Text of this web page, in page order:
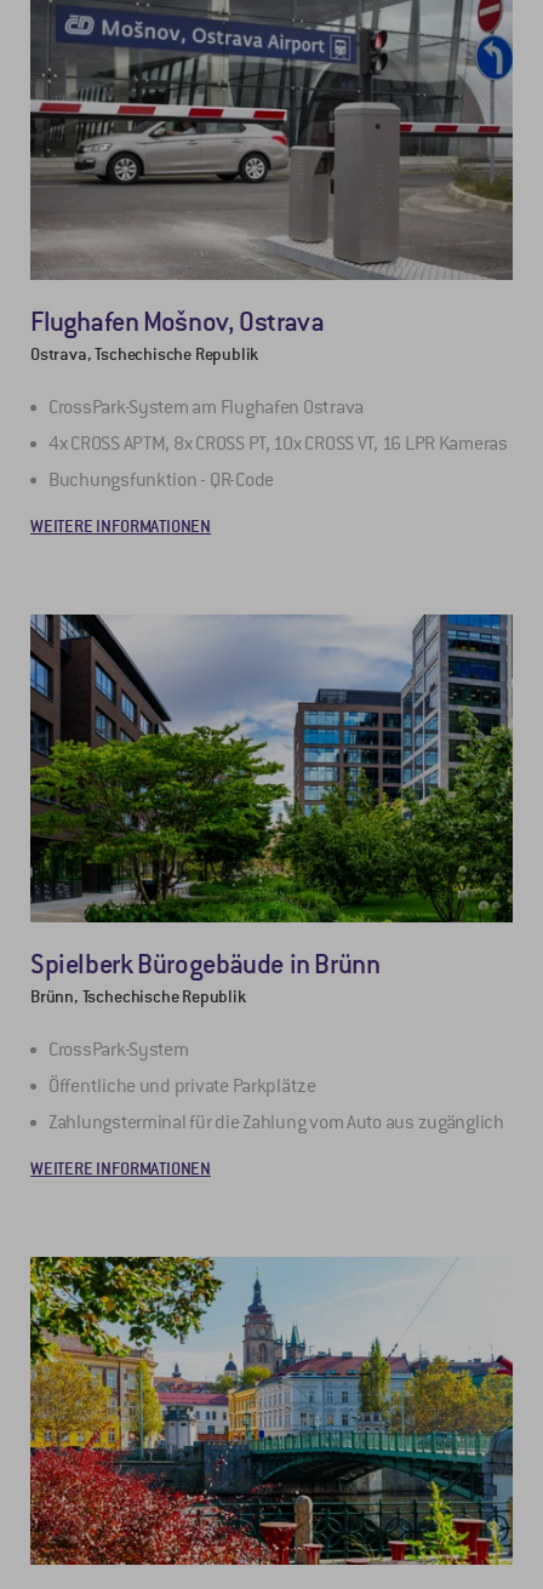
Flughafen Mošnov, Ostrava
Ostrava, Tschechische Republik
CrossPark-System am Flughafen Ostrava
4x CROSS APTM, 8x CROSS PT, 10x CROSS VT, 16 LPR Kameras
Buchungsfunktion - QR-Code
WEITERE INFORMATIONEN
Spielberk Bürogebäude in Brünn
Brünn, Tschechische Republik
CrossPark-System
Öffentliche und private Parkplätze
Zahlungsterminal für die Zahlung vom Auto aus zugänglich
WEITERE INFORMATIONEN